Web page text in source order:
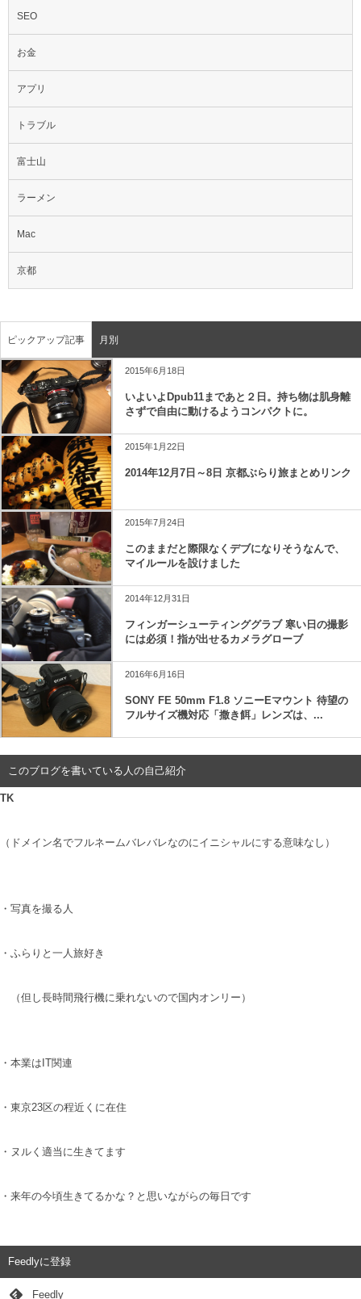
SEO
お金
アプリ
トラブル
富士山
ラーメン
Mac
京都
ピックアップ記事 月別
2015年6月18日
いよいよDpub11まであと２日。持ち物は肌身離
さずで自由に動けるようコンパクトに。
2015年1月22日
2014年12月7日～8日 京都ぶらり旅まとめリンク
2015年7月24日
このままだと際限なくデブになりそうなんで、
マイルールを設けました
2014年12月31日
フィンガーシューティンググラブ 寒い日の撮影
には必須！指が出せるカメラグローブ
2016年6月16日
SONY FE 50mm F1.8 ソニーEマウント 待望の
フルサイズ機対応「撒き餌」レンズは、...
このブログを書いている人の自己紹介
TK
（ドメイン名でフルネームバレバレなのにイニシャルにする意味なし）
・写真を撮る人
・ふらりと一人旅好き
（但し長時間飛行機に乗れないので国内オンリー）
・本業はIT関連
・東京23区の程近くに在住
・ヌルく適当に生きてます
・来年の今頃生きてるかな？と思いながらの毎日です
Feedlyに登録
Feedly